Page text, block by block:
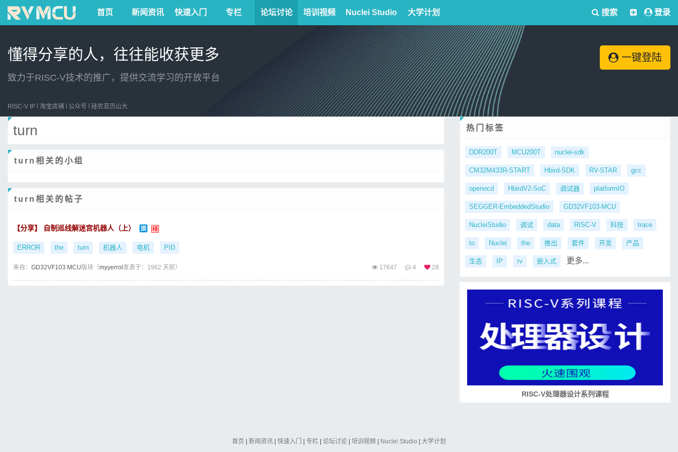
首页 新闻资讯 快速入门 专栏 论坛讨论 培训视频 Nuclei Studio 大学计划 搜索 登录
懂得分享的人，往往能收获更多
致力于RISC-V技术的推广，提供交流学习的开放平台
一键登陆
RISC-V IP 淘宝店铺 公众号 硅农亚历山大
turn
turn相关的小组
turn相关的帖子
【分享】 自制巡线解迷宫机器人（上）
ERROR the turn 机器人 电机 PID
来自： GD32VF103 MCU版块（myyerrol 发表于：1962 天前） 17647 4 28
热门标签
DDR200T MCU200T nuclei-sdk
CM32M433R-START Hbird-SDK RV-STAR gcc
openocd HbirdV2-SoC 调试器 platformIO
SEGGER-EmbeddedStudio GD32VF103-MCU
NucleiStudio 调试 data RISC-V 科技 trace
to Nuclei the 推出 套件 开发 产品
生态 IP rv 嵌入式 更多...
RISC-V处理器设计系列课程
首页 新闻资讯 快速入门 专栏 论坛讨论 培训视频 Nuclei Studio 大学计划